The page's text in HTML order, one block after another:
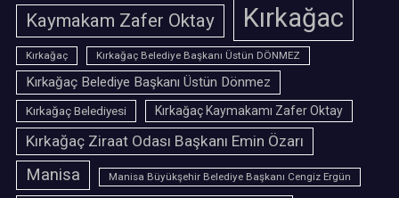
Kaymakam Zafer Oktay Kırkağac
Kırkağaç Kırkağaç Belediye Başkanı Üstün DÖNMEZ
Kırkağaç Belediye Başkanı Üstün Dönmez
Kırkağaç Belediyesi Kırkağaç Kaymakamı Zafer Oktay
Kırkağaç Ziraat Odası Başkanı Emin Özarı
Manisa Manisa Büyükşehir Belediye Başkanı Cengiz Ergün